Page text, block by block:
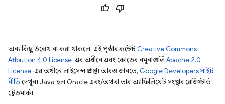
অন্য কিছু উল্লেখ না করা থাকলে, এই পৃষ্ঠার কন্টেন্ট Creative Commons
Attribution 4.0 License-এর অধীনে এবং কোডের নমুনাগুলিApache 2.0
License-এর অধীনে লাইসেন্স প্রাপ্ত। আরও জানতে, Google Developers সাইট
নীতিদেখুন। Java হল Oracle এবং/অথবা তার অ্যাফিলিয়েট সংস্থার রেজিস্টার্ড
ট্রেডমার্ক।